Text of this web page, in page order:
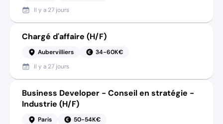
Il y a 27 jours
Chargé d'affaire (H/F)
Aubervilliers
34-60K€
Il y a 27 jours
Business Developer - Conseil en stratégie -
Industrie (H/F)
Paris
50-54K€